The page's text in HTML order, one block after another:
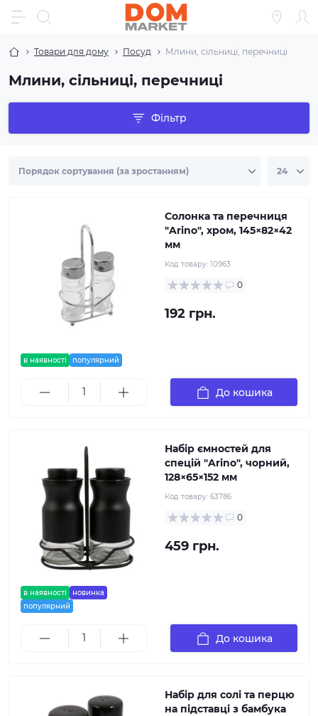
Товари для дому Посуд Млини, сільниці, перечниці
Млини, сільниці, перечниці
Фільтр
в наявності популярний
Солонка та перечниця
"Arino", хром, 145×82×42
мм
Код товару: 10963
0
192 грн.
До кошика
в наявності
новинка
популярний
Набір ємностей для
спецій "Arino", чорний,
128×65×152 мм
Код товару: 63786
0
459 грн.
До кошика
Набір для солі та перцю
на підставці з бамбука